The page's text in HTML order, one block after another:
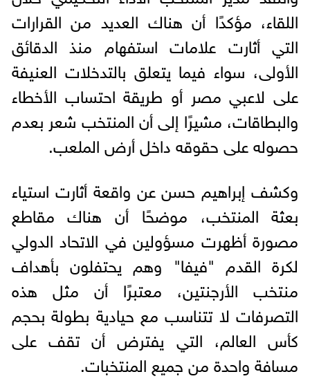
اللقاء، مؤكدًا أن هناك العديد من القرارات
التي أثارت علامات استفهام منذ الدقائق
الأولى، سواء فيما يتعلق بالتدخلات العنيفة
على لاعبي مصر أو طريقة احتساب الأخطاء
والبطاقات، مشيرًا إلى أن المنتخب شعر بعدم
حصوله على حقوقه داخل أرض الملعب.
وكشف إبراهيم حسن عن واقعة أثارت استياء
بعثة المنتخب، موضحًا أن هناك مقاطع
مصورة أظهرت مسؤولين في الاتحاد الدولي
لكرة القدم "فيفا" وهم يحتفلون بأهداف
منتخب الأرجنتين، معتبرًا أن مثل هذه
التصرفات لا تتناسب مع حيادية بطولة بحجم
كأس العالم، التي يفترض أن تقف على
مسافة واحدة من جميع المنتخبات.